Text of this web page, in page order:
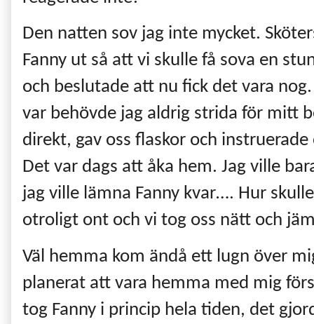
Den natten sov jag inte mycket.
Fanny ut så att vi skulle få sova en
och beslutade att nu fick det vara
var behövde jag aldrig strida för mitt
direkt, gav oss flaskor och
Det var dags att åka hem. Jag ville
jag ville lämna Fanny kvar…. Hur
otroligt ont och vi tog oss nätt och
Väl hemma kom ändå ett lugn över
planerat att vara hemma med mig
tog Fanny i princip hela tiden, det